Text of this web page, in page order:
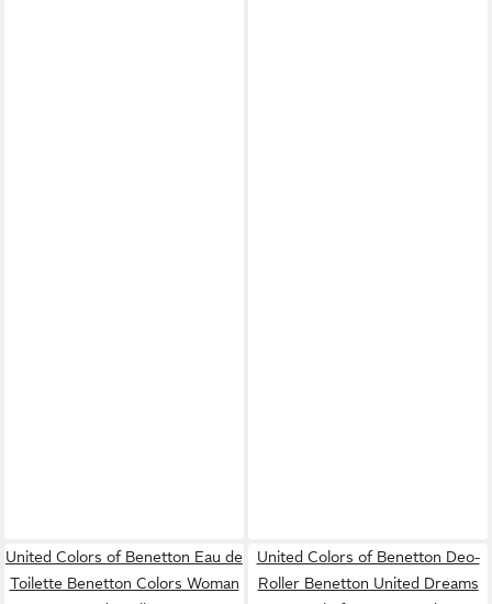
United Colors of Benetton Eau de
Toilette Benetton Colors Woman
United Colors of Benetton Deo-
Roller Benetton United Dreams